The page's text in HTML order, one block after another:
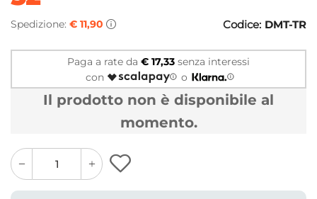
Spedizione: € 11,90 Codice: DMT-TR
Paga a rate da € 17,33 senza interessi
con
o
Il prodotto non è disponibile al
momento.
quantity
button
quantity
minus
button